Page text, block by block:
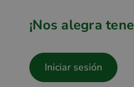
¡Nos alegra
Iniciar sesión